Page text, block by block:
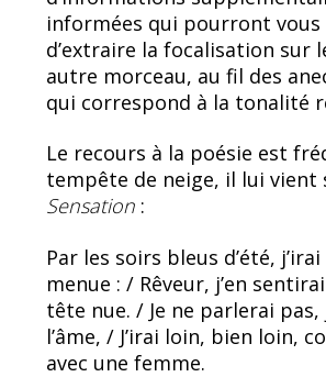
informées qui pourront
d’extraire la focalisation sur
autre morceau, au fil des
qui correspond à la tonalité
Le recours à la poésie est
tempête de neige, il lui vient
Sensation :
Par les soirs bleus d’été,
menue : / Rêveur, j’en
tête nue. / Je ne parlerai
l’âme, / J’irai loin, bien loin,
avec une femme.